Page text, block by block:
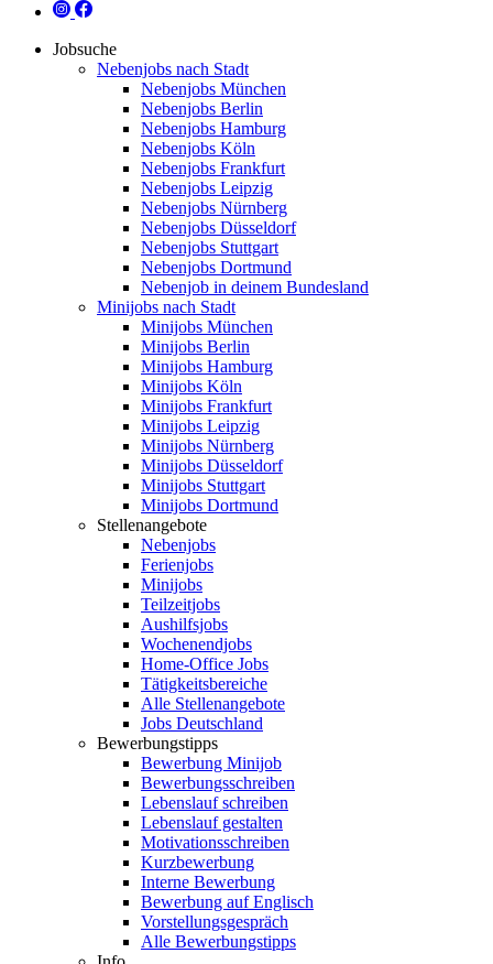
Jobsuche
Nebenjobs nach Stadt
Nebenjobs München
Nebenjobs Berlin
Nebenjobs Hamburg
Nebenjobs Köln
Nebenjobs Frankfurt
Nebenjobs Leipzig
Nebenjobs Nürnberg
Nebenjobs Düsseldorf
Nebenjobs Stuttgart
Nebenjobs Dortmund
Nebenjob in deinem Bundesland
Minijobs nach Stadt
Minijobs München
Minijobs Berlin
Minijobs Hamburg
Minijobs Köln
Minijobs Frankfurt
Minijobs Leipzig
Minijobs Nürnberg
Minijobs Düsseldorf
Minijobs Stuttgart
Minijobs Dortmund
Stellenangebote
Nebenjobs
Ferienjobs
Minijobs
Teilzeitjobs
Aushilfsjobs
Wochenendjobs
Home-Office Jobs
Tätigkeitsbereiche
Alle Stellenangebote
Jobs Deutschland
Bewerbungstipps
Bewerbung Minijob
Bewerbungsschreiben
Lebenslauf schreiben
Lebenslauf gestalten
Motivationsschreiben
Kurzbewerbung
Interne Bewerbung
Bewerbung auf Englisch
Vorstellungsgespräch
Alle Bewerbungstipps